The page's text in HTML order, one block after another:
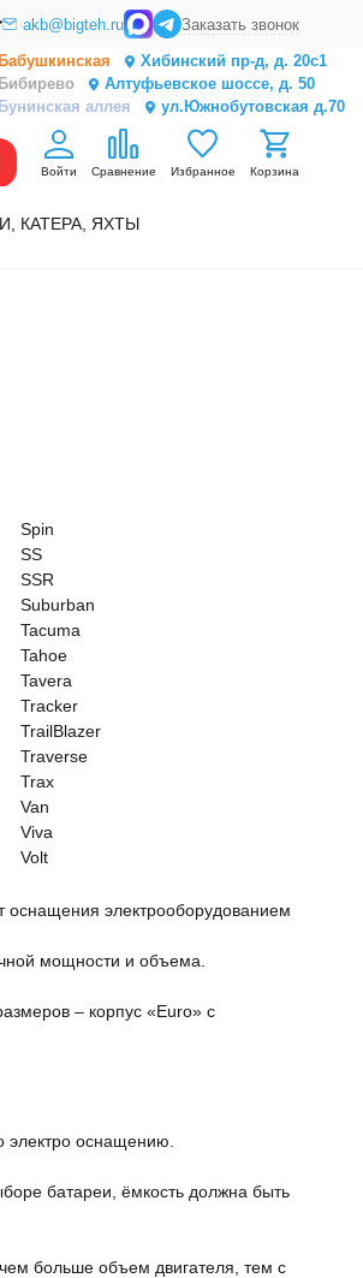
akb@bigteh.ru Заказать звонок
Хибинский пр-д, д. 20с1
Алтуфьевское шоссе, д. 50
аллея
ул.Южнобутовская д.70
Войти Сравнение Избранное Корзина
КАТЕРА, ЯХТЫ
Spin
SS
SSR
Suburban
Tacuma
Tahoe
Tavera
Tracker
TrailBlazer
Traverse
Trax
Van
Viva
Volt
оснащения электрооборудованием
мощности и объема.
– корпус «Euro» с
электро оснащению.
батареи, ёмкость должна быть
больше объем двигателя, тем с